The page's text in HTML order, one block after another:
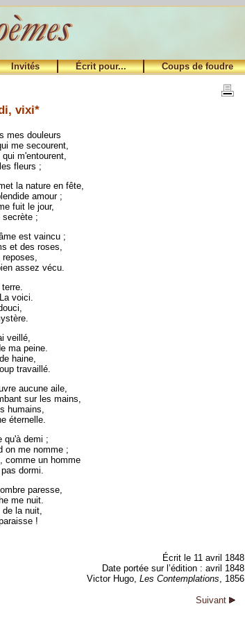
Invités Écrit pour...
Coups de foudre
vixi*
mes douleurs
me secourent,
m'entourent,
fleurs ;
la nature en fête,
amour ;
fuit le jour,
secrète ;
est vaincu ;
et des roses,
assez vécu.
voici.
veillé,
ma peine.
haine,
travaillé.
aucune aile,
sur les mains,
humains,
éternelle.
qu'à demi ;
on me nomme ;
comme un homme
dormi.
paresse,
me nuit.
de la nuit,
!
Écrit le 11 avril 1848
Date portée sur l’édition : avril 1848
Victor Hugo, Les Contemplations, 1856
Suivant